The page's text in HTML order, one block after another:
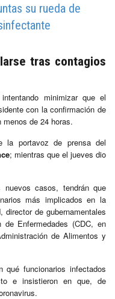
su rueda de
tras contagios
minimizar que el
con la confirmación de
de 24 horas.
la portavoz de prensa del
; mientras que el jueves dio
casos, tendrán que
más implicados en la
director de gubernamentales
Enfermedades (CDC, en
de Alimentos y
funcionarios infectados
e insistieron en que, de